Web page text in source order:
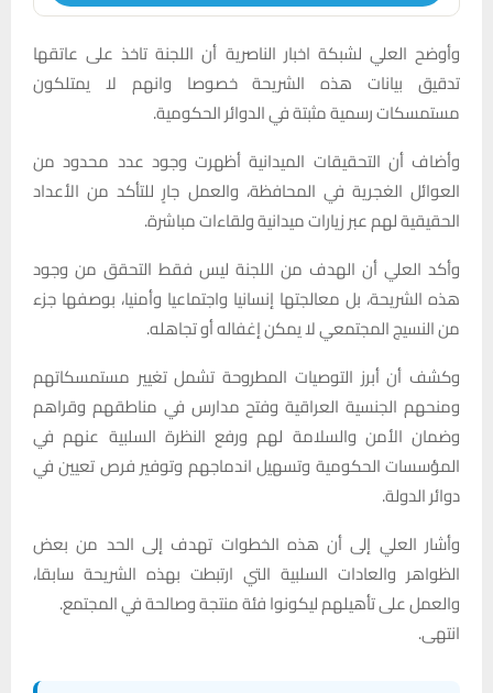
وأوضح العلي لشبكة اخبار الناصرية أن اللجنة تاخذ على عاتقها
تدقيق بيانات هذه الشريحة خصوصا وانهم لا يمتلكون
مستمسكات رسمية مثبتة في الدوائر الحكومية.
وأضاف أن التحقيقات الميدانية أظهرت وجود عدد محدود من
العوائل الغجرية في المحافظة، والعمل جارٍ للتأكد من الأعداد
الحقيقية لهم عبر زيارات ميدانية ولقاءات مباشرة.
وأكد العلي أن الهدف من اللجنة ليس فقط التحقق من وجود
هذه الشريحة، بل معالجتها إنسانيا واجتماعيا وأمنيا، بوصفها جزء
من النسيج المجتمعي لا يمكن إغفاله أو تجاهله.
وكشف أن أبرز التوصيات المطروحة تشمل تغيير مستمسكاتهم
ومنحهم الجنسية العراقية وفتح مدارس في مناطقهم وقراهم
وضمان الأمن والسلامة لهم ورفع النظرة السلبية عنهم في
المؤسسات الحكومية وتسهيل اندماجهم وتوفير فرص تعيين في
دوائر الدولة.
وأشار العلي إلى أن هذه الخطوات تهدف إلى الحد من بعض
الظواهر والعادات السلبية التي ارتبطت بهذه الشريحة سابقا،
والعمل على تأهيلهم ليكونوا فئة منتجة وصالحة في المجتمع.
انتهى.